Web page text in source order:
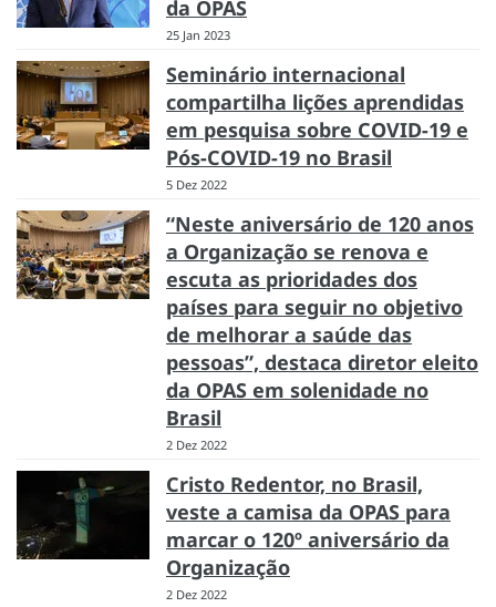
da OPAS
25 Jan 2023
Seminário internacional
compartilha lições aprendidas
em pesquisa sobre COVID-19 e
Pós-COVID-19 no Brasil
5 Dez 2022
“Neste aniversário de 120 anos
a Organização se renova e
escuta as prioridades dos
países para seguir no objetivo
de melhorar a saúde das
pessoas”, destaca diretor eleito
da OPAS em solenidade no
Brasil
2 Dez 2022
Cristo Redentor, no Brasil,
veste a camisa da OPAS para
marcar o 120º aniversário da
Organização
2 Dez 2022